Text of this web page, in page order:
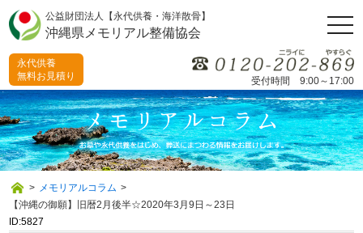
公益財団法人【永代供養・海洋散骨】
沖縄県メモリアル整備協会
受付時間 9:00～17:00
永代供養
無料お見積り
> メモリアルコラム >
【沖縄の御願】旧暦2月後半☆2020年3月9日～23日
ID:5827